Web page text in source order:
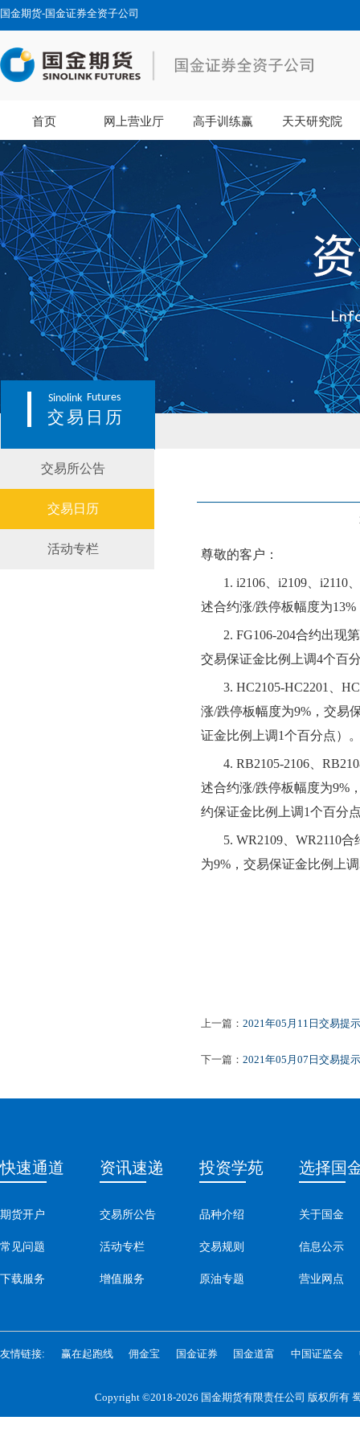
国金期货-国金证券全资子公司
首页 网上营业厅 高手训练赢 天天研究院
Sinolink Futures
交易日历
交易所公告
交易日历
活动专栏 尊敬的客户：
1. i2106 i2109 i2110
述合约涨/跌停板幅度为
2. FG106-204合约出现
交易保证金比例上调4个百
3. HC2105-HC2201、
涨/跌停板幅度为9%，交易
证金比例上调1个百分点）
4. RB2105-2106
述合约涨/跌停板幅度为9%
约保证金比例上调1个百分
5. WR2109、WR2110
为9%，交易保证金比例上
上一篇： 2021年05月11日交易提示
下一篇： 2021年05月07日交易提示
快速通道
期货开户
常见问题
下载服务
资讯速递
交易所公告
活动专栏
增值服务
投资学苑
品种介绍
交易规则
原油专题
选择国
关于国金
信息公示
营业网点
友情链接: 赢在起跑线 佣金宝 国金证券 国金道富 中国证监会
Copyright ©2018-2026 国金期货有限责任公司 版权所有